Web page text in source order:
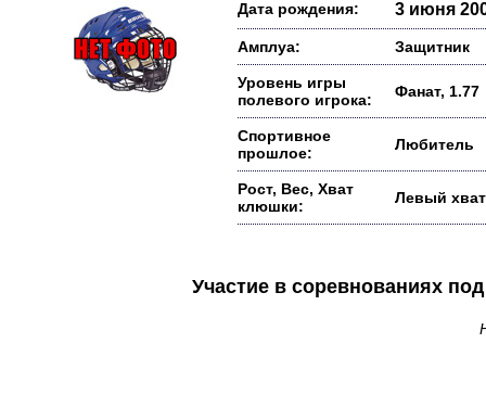
Дата рождения: 3 июня
Амплуа: Защитник
Уровень игры
полевого игрока:
Фанат, 1.77
Спортивное
прошлое:
Любитель
Рост, Вес, Хват
клюшки:
Левый хват
Участие в соревнованиях